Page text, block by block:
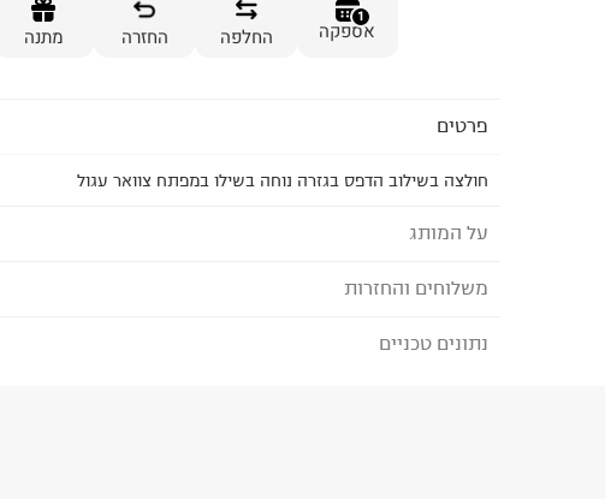
1
אספקה החלפה החזרה מתנה
פרטים
חולצה בשילוב הדפס בגזרה נוחה בשילו במפתח צוואר עגול
על המותג
FOX - פוקס
משלוחים והחזרות
לבחירת בשיטת המשלוח המתאימה לכם,
נתונים טכניים